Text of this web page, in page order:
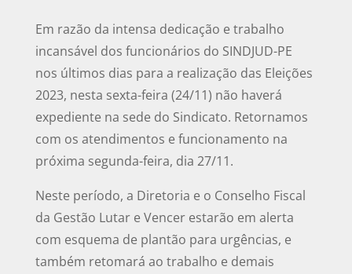
Em razão da intensa dedicação e trabalho
incansável dos funcionários do SINDJUD-PE
nos últimos dias para a realização das Eleições
2023, nesta sexta-feira (24/11) não haverá
expediente na sede do Sindicato. Retornamos
com os atendimentos e funcionamento na
próxima segunda-feira, dia 27/11.
Neste período, a Diretoria e o Conselho Fiscal
da Gestão Lutar e Vencer estarão em alerta
com esquema de plantão para urgências, e
também retomará ao trabalho e demais